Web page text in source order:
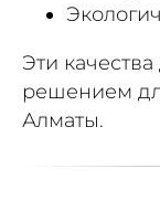
Эти
решением
Алматы.